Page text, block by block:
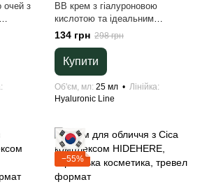
очей з
BB крем з гіалуроновою
кислотою та ідеальним
покриттям HIDEHERE,
корейська косметика, тревел
формат
134 грн 298 грн
Купити
Об'єм, мл 25 мл
Лінійка
Hyaluronic Line
−55%